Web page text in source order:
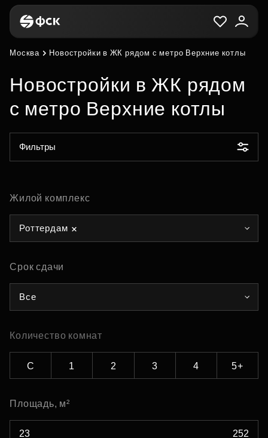
Москва Новостройки в ЖК рядом с метро Верхние котлы
Новостройки в ЖК рядом
с метро Верхние котлы
Фильтры
Жилой комплекс
Роттердам
Срок сдачи
Все
Количество комнат
С 1 2 3 4 5+
Площадь, м²